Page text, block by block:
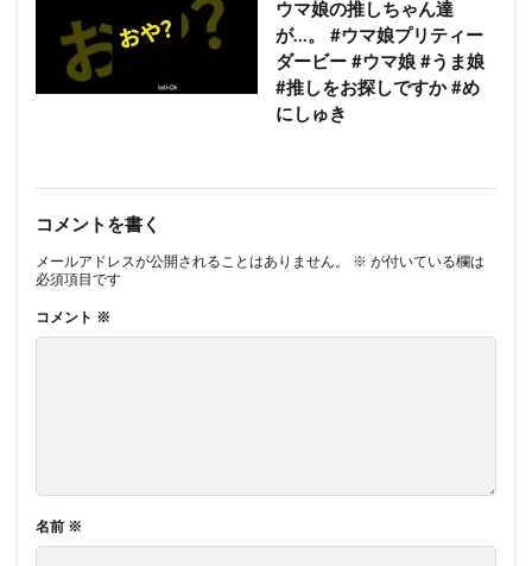
ウマ娘の推しちゃん達
が…。 #ウマ娘プリティー
ダービー #ウマ娘 #うま娘
#推しをお探しですか #め
にしゅき
コメントを書く
メールアドレスが公開されることはありません。 ※ が付いている欄は
必須項目です
コメント ※
名前 ※